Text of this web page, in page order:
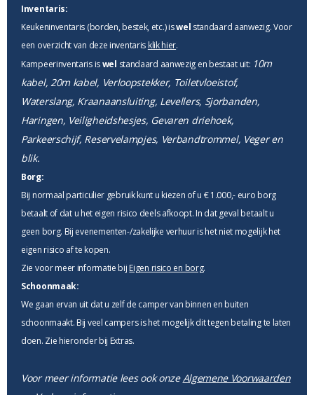
Inventaris:
Keukeninventaris (borden, bestek, etc.) iswel standaard aanwezig. Voor
een overzicht van deze inventaris klik hier.
Kampeerinventaris iswel standaard aanwezig en bestaat uit: 10m
kabel, 20m kabel, Verloopstekker, Toiletvloeistof,
Waterslang, Kraanaansluiting, Levellers, Sjorbanden,
Haringen, Veiligheidshesjes, Gevaren driehoek,
Parkeerschijf, Reservelampjes, Verbandtrommel, Veger en
blik.
Borg:
Bij normaal particulier gebruik kunt u kiezen of u € 1.000,- euro borg
betaalt of dat u het eigen risico deels afkoopt. In dat geval betaalt u
geen borg. Bij evenementen-/zakelijke verhuur is het niet mogelijk het
eigen risico af te kopen.
Zie voor meer informatie bij Eigen risico en borg.
Schoonmaak:
We gaan ervan uit dat u zelf de camper van binnen en buiten
schoonmaakt. Bij veel campers is het mogelijk dit tegen betaling te laten
doen. Zie hieronder bij Extras.
Voor meer informatie lees ook onzeAlgemene Voorwaarden